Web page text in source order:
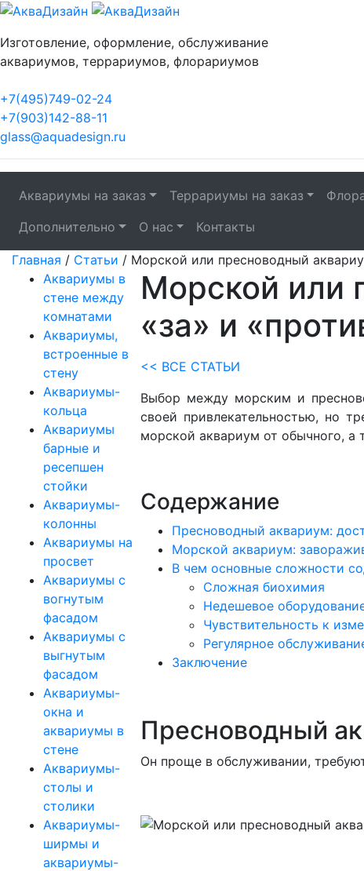
Изготовление, оформление, обслуживание
аквариумов, террариумов, флорариумов
+7(495)749-02-24
+7(903)142-88-11
glass@aquadesign.ru
Аквариумы на заказ Террариумы на заказ
Дополнительно
О нас Контакты
Главная / Статьи / Морской или пресноводный
Аквариумы в
стене между
комнатами
Аквариумы,
встроенные в
стену
Аквариумы-
кольца
Аквариумы
барные и
ресепшен
стойки
Аквариумы-
колонны
Аквариумы на
просвет
Аквариумы с
вогнутым
фасадом
Аквариумы с
выгнутым
фасадом
Аквариумы-
окна и
аквариумы в
стене
Аквариумы-
столы и
столики
Аквариумы-
ширмы и
аквариумы-
Морской или
«за» и
<< ВСЕ СТАТЬИ
Выбор между морским и
своей привлекательностью, но
морской аквариум от обычного, а
Содержание
Пресноводный аквариум:
Морской аквариум:
В чем основные сложности
Сложная биохимия
Недешевое
Чувствительность к
Регулярное
Заключение
Пресноводный
Он проще в обслуживании,